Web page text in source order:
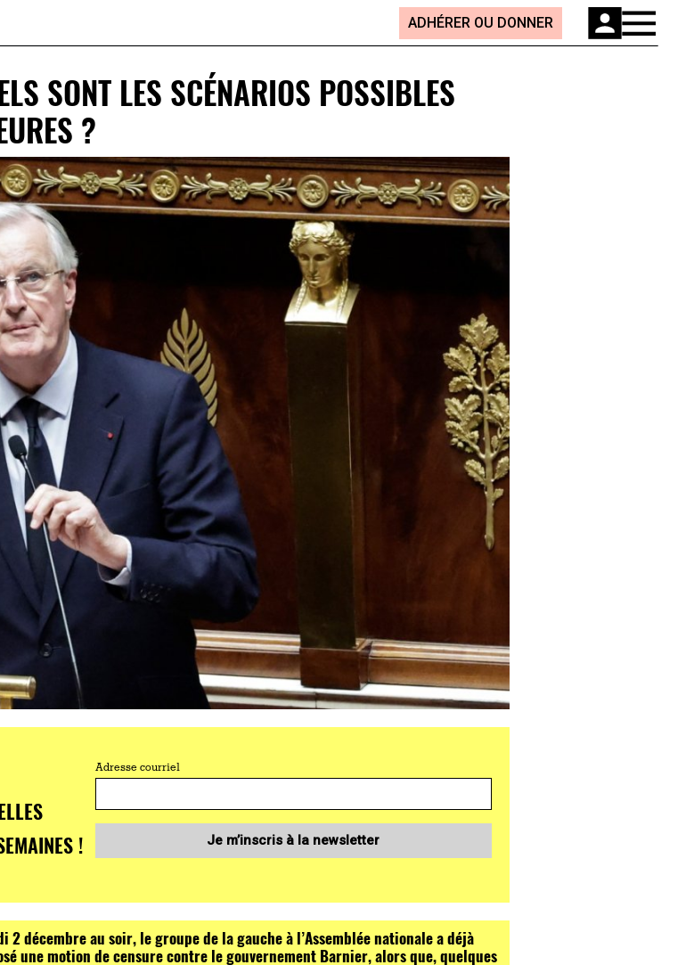
ADHÉRER OU DONNER
SONT LES SCÉNARIOS POSSIBLES
?
!
Adresse courriel
Je m’inscris à la newsletter
2 décembre au soir, le groupe de la gauche à l’Assemblée nationale a déjà
une motion de censure contre le gouvernement Barnier, alors que, quelques